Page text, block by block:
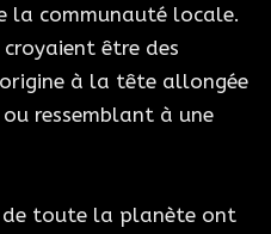
la communauté locale.
être des
à la tête allongée
ressemblant à une
de toute la planète ont